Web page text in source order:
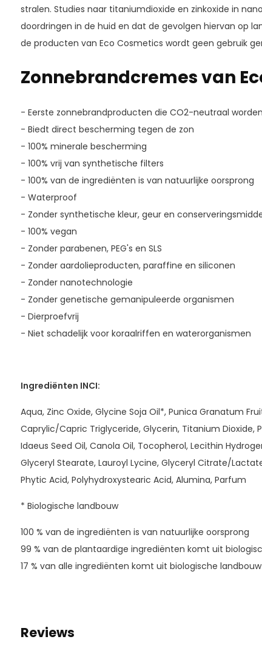
stralen. Studies naar titaniumdioxide en zinkoxide in
doordringen in de huid en dat de gevolgen hiervan op
de producten van Eco Cosmetics wordt geen gebruik
Zonnebrandcremes van
- Eerste zonnebrandproducten die CO2-neutraal
- Biedt direct bescherming tegen de zon
- 100% minerale bescherming
- 100% vrij van synthetische filters
- 100% van de ingrediënten is van natuurlijke oorsprong
- Waterproof
- Zonder synthetische kleur, geur en
- 100% vegan
- Zonder parabenen, PEG's en SLS
- Zonder aardolieproducten, paraffine en siliconen
- Zonder nanotechnologie
- Zonder genetische gemanipuleerde organismen
- Dierproefvrij
- Niet schadelijk voor koraalriffen en waterorganismen
Ingrediënten INCI:
Aqua, Zinc Oxide, Glycine Soja Oil*, Punica Granatum
Caprylic/Capric Triglyceride, Glycerin, Titanium Dioxide,
Idaeus Seed Oil, Canola Oil, Tocopherol, Lecithin
Glyceryl Stearate, Lauroyl Lycine, Glyceryl Citrate/
Phytic Acid, Polyhydroxystearic Acid, Alumina, Parfum
* Biologische landbouw
100 % van de ingrediënten is van natuurlijke oorsprong
99 % van de plantaardige ingrediënten komt uit
17 % van alle ingrediënten komt uit biologische landbouw
Reviews